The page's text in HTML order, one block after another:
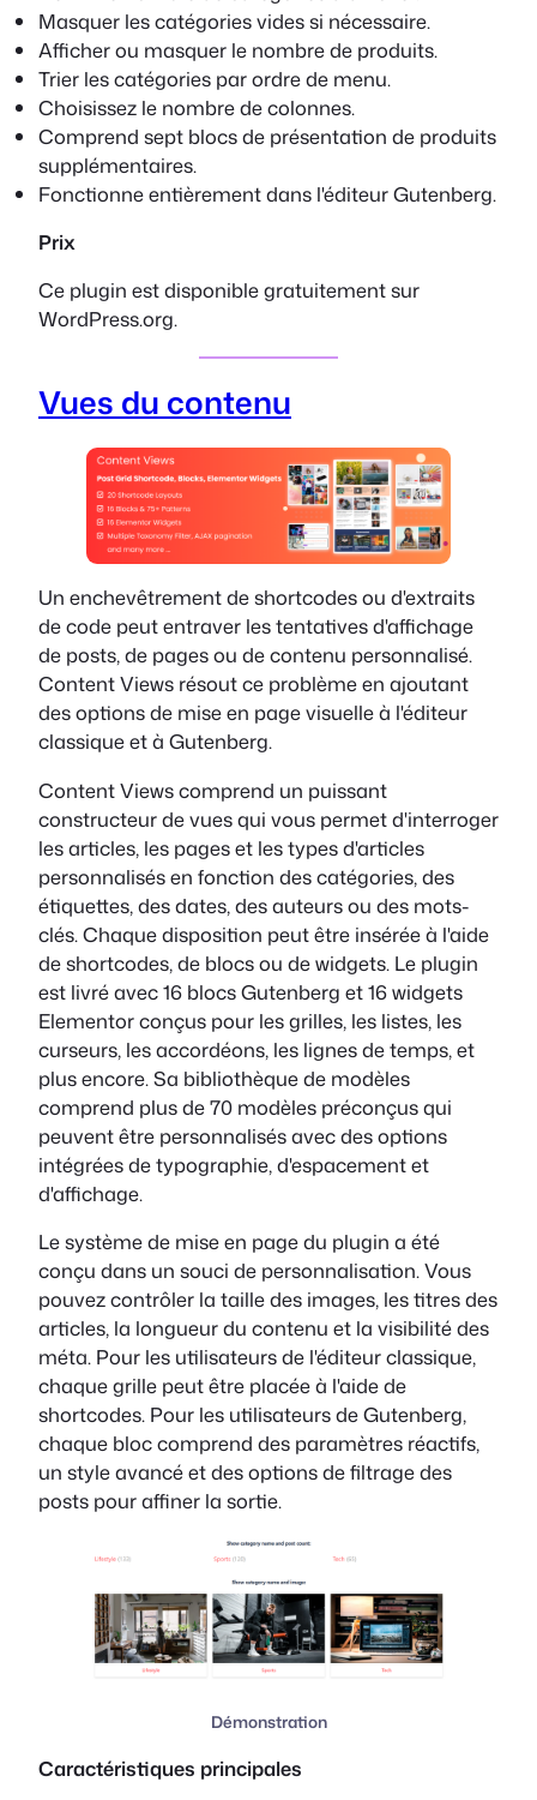
Masquer les catégories vides si nécessaire.
Afficher ou masquer le nombre de produits.
Trier les catégories par ordre de menu.
Choisissez le nombre de colonnes.
Comprend sept blocs de présentation de produits
supplémentaires.
Fonctionne entièrement dans l'éditeur Gutenberg.
Prix
Ce plugin est disponible gratuitement sur
WordPress.org.
Vues du contenu
Un enchevêtrement de shortcodes ou d'extraits
de code peut entraver les tentatives d'affichage
de posts, de pages ou de contenu personnalisé.
Content Views résout ce problème en ajoutant
des options de mise en page visuelle à l'éditeur
classique et à Gutenberg.
Content Views comprend un puissant
constructeur de vues qui vous permet d'interroger
les articles, les pages et les types d'articles
personnalisés en fonction des catégories, des
étiquettes, des dates, des auteurs ou des mots-
clés. Chaque disposition peut être insérée à l'aide
de shortcodes, de blocs ou de widgets. Le plugin
est livré avec 16 blocs Gutenberg et 16 widgets
Elementor conçus pour les grilles, les listes, les
curseurs, les accordéons, les lignes de temps, et
plus encore. Sa bibliothèque de modèles
comprend plus de 70 modèles préconçus qui
peuvent être personnalisés avec des options
intégrées de typographie, d'espacement et
d'affichage.
Le système de mise en page du plugin a été
conçu dans un souci de personnalisation. Vous
pouvez contrôler la taille des images, les titres des
articles, la longueur du contenu et la visibilité des
méta. Pour les utilisateurs de l'éditeur classique,
chaque grille peut être placée à l'aide de
shortcodes. Pour les utilisateurs de Gutenberg,
chaque bloc comprend des paramètres réactifs,
un style avancé et des options de filtrage des
posts pour affiner la sortie.
Démonstration
Caractéristiques principales